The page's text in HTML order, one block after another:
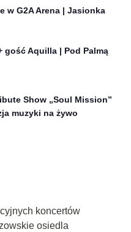
w G2A Arena | Jasionka
gość Aquilla | Pod Palmą
Show „Soul Mission”
muzyki na żywo
koncertów
osiedla